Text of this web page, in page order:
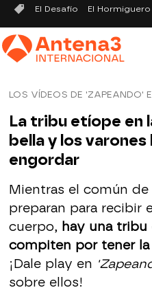
El Desafío El Hormiguero
LOS VÍDEOS DE 'ZAPEANDO'
La tribu etíope en
bella y los
engordar
Mientras el común
preparan para recibir
cuerpo, hay una tribu
compiten por tener la
¡Dale play en
sobre ellos!